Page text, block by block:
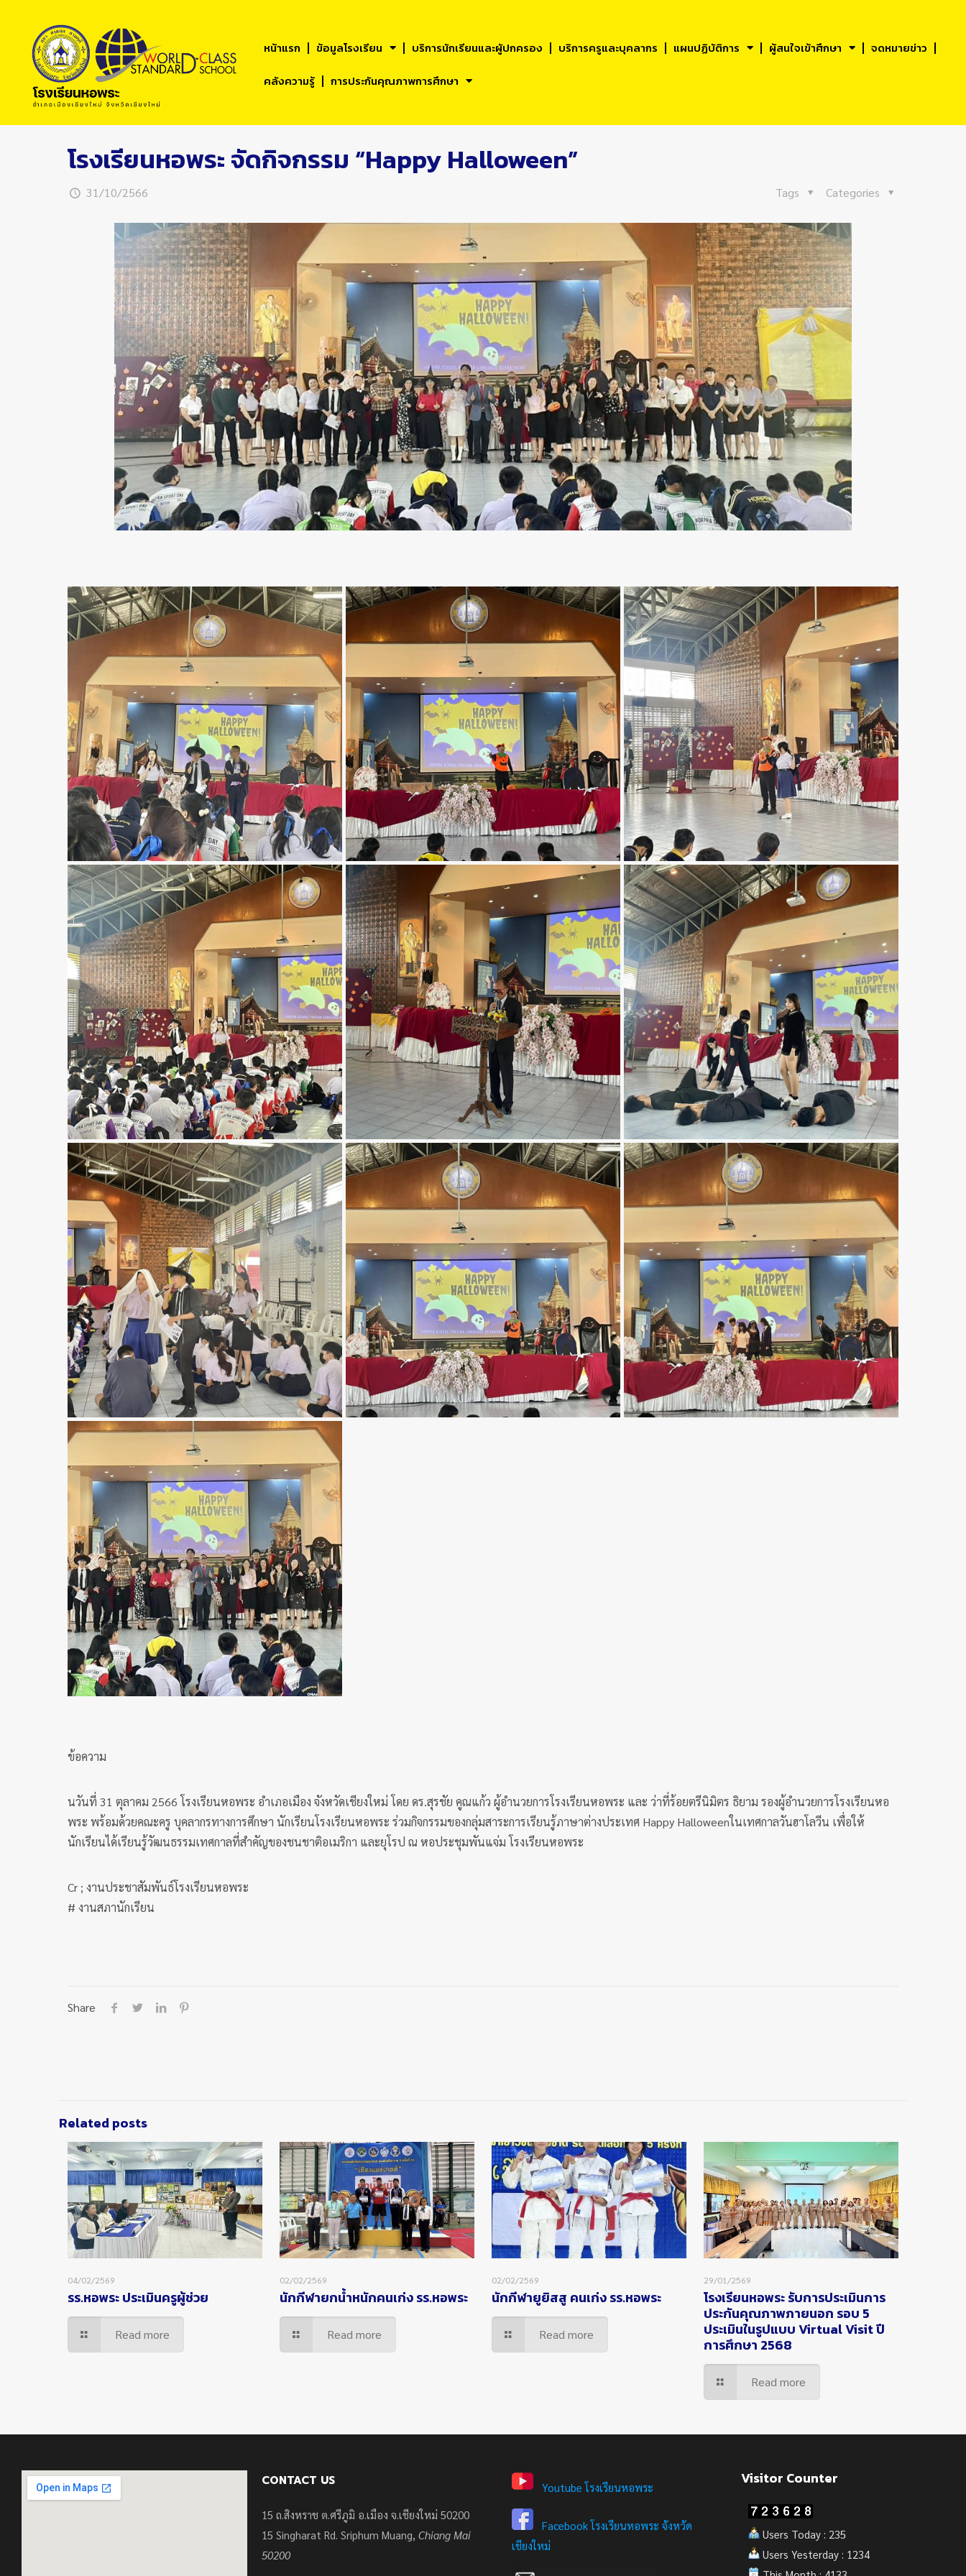
หน้าแรก ข้อมูลโรงเรียน บริการนักเรียนและผูัปกครอง บริการครูและบุคลากร แผนปฏิบัติการ ผู้สนใจเข้าศึกษา
จดหมายข่าว
คลังความรู้
การประกันคุณภาพการศึกษา
โรงเรียนหอพระ จัดกิจกรรม “Happy Halloween”
31/10/2566 Categories
Tags
ข้อความ
นวันที่ 31 ตุลาคม 2566 โรงเรียนหอพระ อำเภอเมือง จังหวัดเชียงใหม่ โดย ดร.สุรชัย คูณแก้ว ผู้อำนวยการโรงเรียนหอพระ และ ว่าที่ร้อยตรีนิมิตร ธิยาม รองผู้อำนวยการโรงเรียนหอ
พระ พร้อมด้วยคณะครู บุคลากรทางการศึกษา นักเรียนโรงเรียนหอพระ ร่วมกิจกรรมของกลุ่มสาระการเรียนรู้ภาษาต่างประเทศ Happy Halloweenในเทศกาลวันฮาโลวีน เพื่อให้
นักเรียนได้เรียนรู้วัฒนธรรมเทศกาลที่สำคัญของชนชาติอเมริกา และยุโรป ณ หอประชุมพันแจ่ม โรงเรียนหอพระ
Cr ; งานประชาสัมพันธ์โรงเรียนหอพระ
# งานสภานักเรียน
Share
Related posts
04/02/2569
รร.หอพระ ประเมินครูผู้ช่วย
Read more
02/02/2569
นักกีฬายกน้ำหนักคนเก่ง รร.หอพระ
Read more
02/02/2569
นักกีฬายูยิสสู คนเก่ง รร.หอพระ
Read more
29/01/2569
โรงเรียนหอพระ รับการประเมินการ
ประกันคุณภาพภายนอก รอบ 5
ประเมินในรูปแบบ Virtual Visit ปี
การศึกษา 2568
Read more
CONTACT US
15 ถ.สิงหราช ต.ศรีภูมิ อ.เมือง จ.เชียงใหม่ 50200
15Singharat Rd. Sriphum Muang,Chiang Mai
50200
Youtube โรงเรียนหอพระ
Facebook โรงเรียนหอพระ จังหวัด
เชียงใหม่
Visitor Counter
Users Today : 235
Users Yesterday : 1234